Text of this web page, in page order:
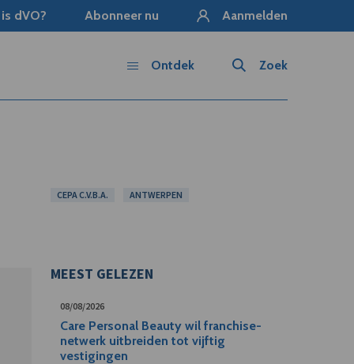
dVO? Abonneer nu Aanmelden
Zoek
Ontdek
CEPA C.V.B.A. ANTWERPEN
MEEST GELEZEN
08/08/2026
Care Personal Beauty wil franchise-
netwerk uitbreiden tot vijftig
vestigingen